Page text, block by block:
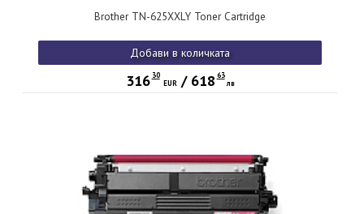
Brother TN-625XXLY Toner Cartridge
Добави в количката
316 30
EUR/ 618 63
лв